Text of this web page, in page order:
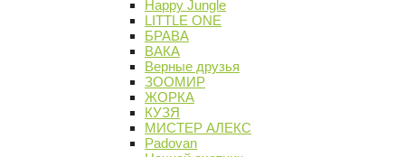
Happy Jungle
LITTLE ONE
БРАВА
ВАКА
Верные друзья
ЗООМИР
ЖОРКА
КУЗЯ
МИСТЕР АЛЕКС
Padovan